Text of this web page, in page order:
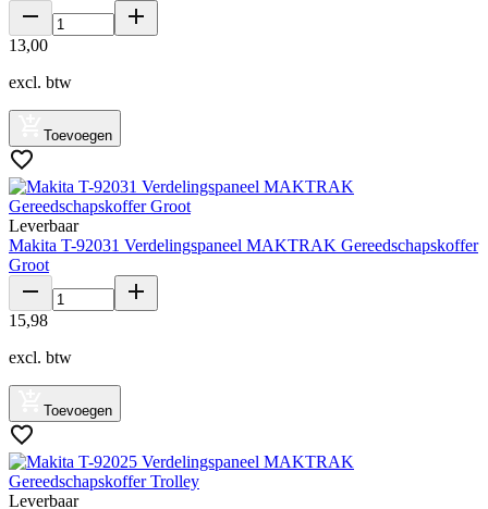
13,00
excl. btw
Toevoegen
Leverbaar
Makita T-92031 Verdelingspaneel MAKTRAK Gereedschapskoffer
Groot
15,98
excl. btw
Toevoegen
Leverbaar